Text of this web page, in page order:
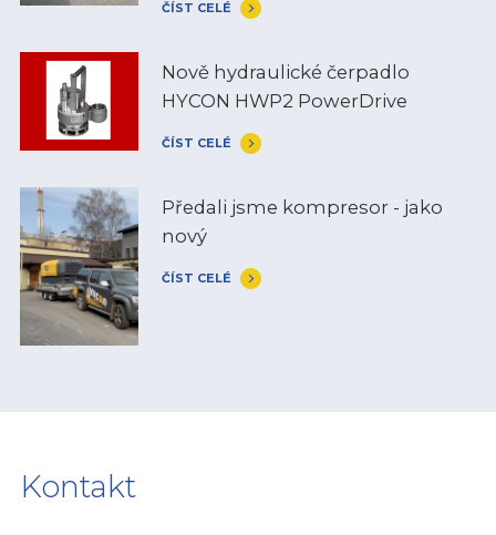
ČÍST CELÉ
Nově hydraulické čerpadlo
HYCON HWP2 PowerDrive
ČÍST CELÉ
Předali jsme kompresor - jako
nový
ČÍST CELÉ
Kontakt